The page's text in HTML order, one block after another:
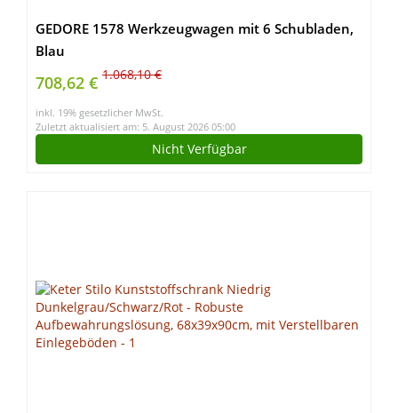
GEDORE 1578 Werkzeugwagen mit 6 Schubladen,
Blau
708,62 € 1.068,10 €
inkl. 19% gesetzlicher MwSt.
Zuletzt aktualisiert am: 5. August 2026 05:00
Nicht Verfügbar